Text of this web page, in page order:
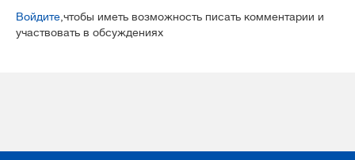
Войдите ,чтобы иметь возможность писать комментарии и
участвовать в обсуждениях